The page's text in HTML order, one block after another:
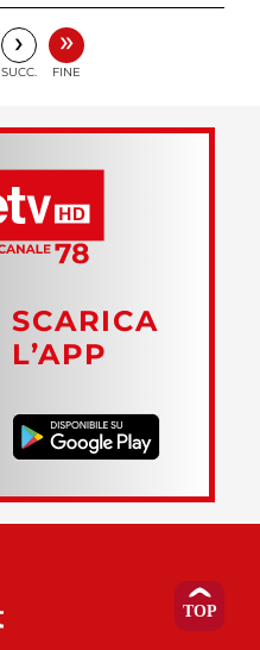
›
SUCC.
»
FINE
SCARICA
L’APP